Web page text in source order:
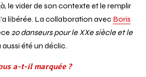
le vider de son contexte et le remplir
libérée. La collaboration avec Boris
20 danseurs pour le XXe siècle et le
été un déclic.
a-t-il marquée ?